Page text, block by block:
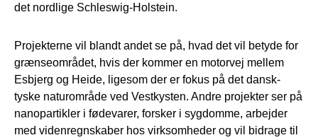
det nordlige Schleswig-Holstein.
Projekterne vil blandt andet se på, hvad det vil betyde for
grænseområdet, hvis der kommer en motorvej mellem
Esbjerg og Heide, ligesom der er fokus på det dansk-
tyske naturområde ved Vestkysten. Andre projekter ser på
nanopartikler i fødevarer, forsker i sygdomme, arbejder
med videnregnskaber hos virksomheder og vil bidrage til